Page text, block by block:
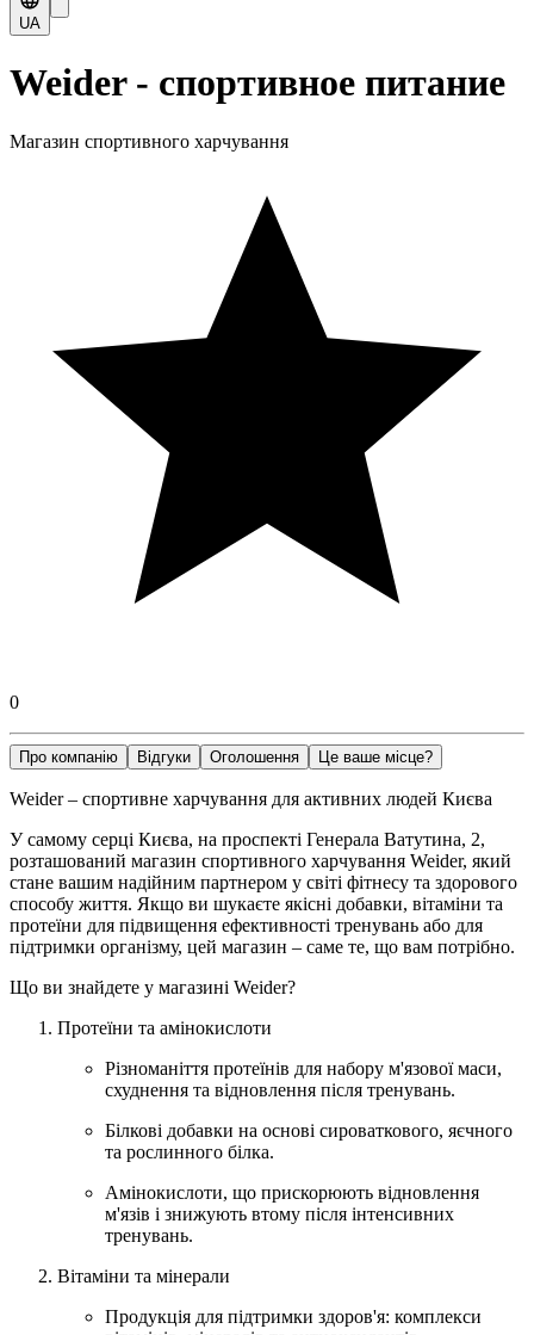
UA
Weider - спортивное питание
Магазин спортивного харчування
0
Про компанію Відгуки Оголошення Це ваше місце?
Weider – спортивне харчування для активних людей Києва
У самому серці Києва, на проспекті Генерала Ватутина, 2,
розташований магазин спортивного харчування Weider, який
стане вашим надійним партнером у світі фітнесу та здорового
способу життя. Якщо ви шукаєте якісні добавки, вітаміни та
протеїни для підвищення ефективності тренувань або для
підтримки організму, цей магазин – саме те, що вам потрібно.
Що ви знайдете у магазині Weider?
Протеїни та амінокислоти
Різноманіття протеїнів для набору м'язової маси,
схуднення та відновлення після тренувань.
Білкові добавки на основі сироваткового, яєчного
та рослинного білка.
Амінокислоти, що прискорюють відновлення
м'язів і знижують втому після інтенсивних
тренувань.
Вітаміни та мінерали
Продукція для підтримки здоров'я: комплекси